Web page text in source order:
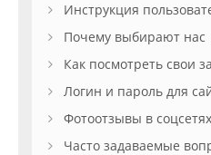
Инструкция
Почему выбирают нас
Как посмотреть свои
Логин и пароль для
Фотоотзывы в соцсетях
Часто задаваемые